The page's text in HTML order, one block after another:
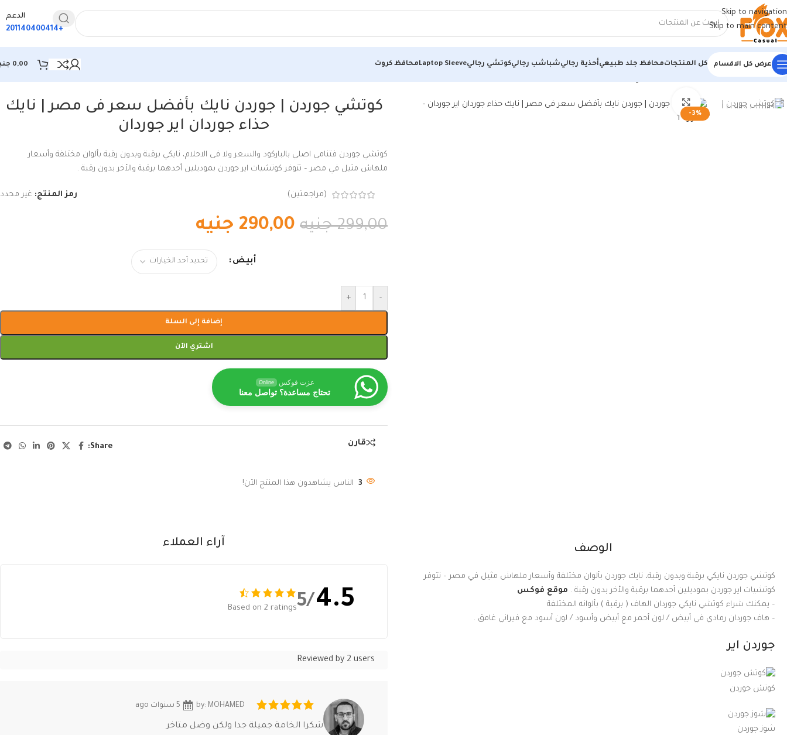
Skip to navigation
Skip to main content
الدعم
+201140400414
عرض كل الاقسام كل المنتجاتمحافظ جلد طبيعيأحذية رجاليشباشب رجاليكوتشي رجاليLaptop Sleeveمحافظ كروت 0,00
الرئيسية/أحذية رجالي
-3%
اضغط للتكبير
كوتشي جوردن | جوردن نايك بأفضل سعر فى مصر | نايك
حذاء جوردان اير جوردان
كوتشي جوردن فتنامي اصلي بالباركود والسعر ولا فى الاحلام، نايكي برقبة وبدون رقبة بألوان مختلفة وأسعار
ملهاش مثيل في مصر – تتوفر كوتشيات اير جوردن بموديلين أحدهما برقبة والأخر بدون رقبة .
(مراجعتين) رمز المنتج: غير محدد
299,00 جنيه 290,00 جنيه
أبيض
-
+
إضافة إلى السلة
اشتري الآن
عزت فوكس Online
تحتاج مساعدة؟ تواصل معنا
قارن Share:
3 الناس يشاهدون هذا المنتج الآن!
الوصف
كوتشي جوردن نايكي برقبة وبدون رقبة، نايك جوردن بألوان مختلفة وأسعار ملهاش مثيل في مصر – تتوفر
كوتشيات اير جوردن بموديلين أحدهما برقبة والأخر بدون رقبة . موقع فوكس
– يمكنك شراء كوتشي نايكي جوردان الهاف ( برقبة ) بألوانه المختلفة
– هاف جوردان رمادي في أبيض / لون أحمر مع أبيض وأسود / لون أسود مع فيراني غامق .
جوردن اير
كوتش جوردن
شوز جوردن
آراء العملاء
4.5
/5
Based on 2 ratings
Reviewed by 2 users
by: MOHAMED
شكرا الخامة جميلة جدا ولكن وضل متاخر